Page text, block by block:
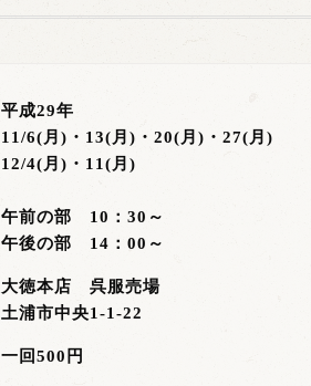
平成29年
11/6(月)・13(月)・20(月)・27(月)
12/4(月)・11(月)
午前の部 10：30～
午後の部 14：00～
大徳本店 呉服売場
土浦市中央1-1-22
一回500円